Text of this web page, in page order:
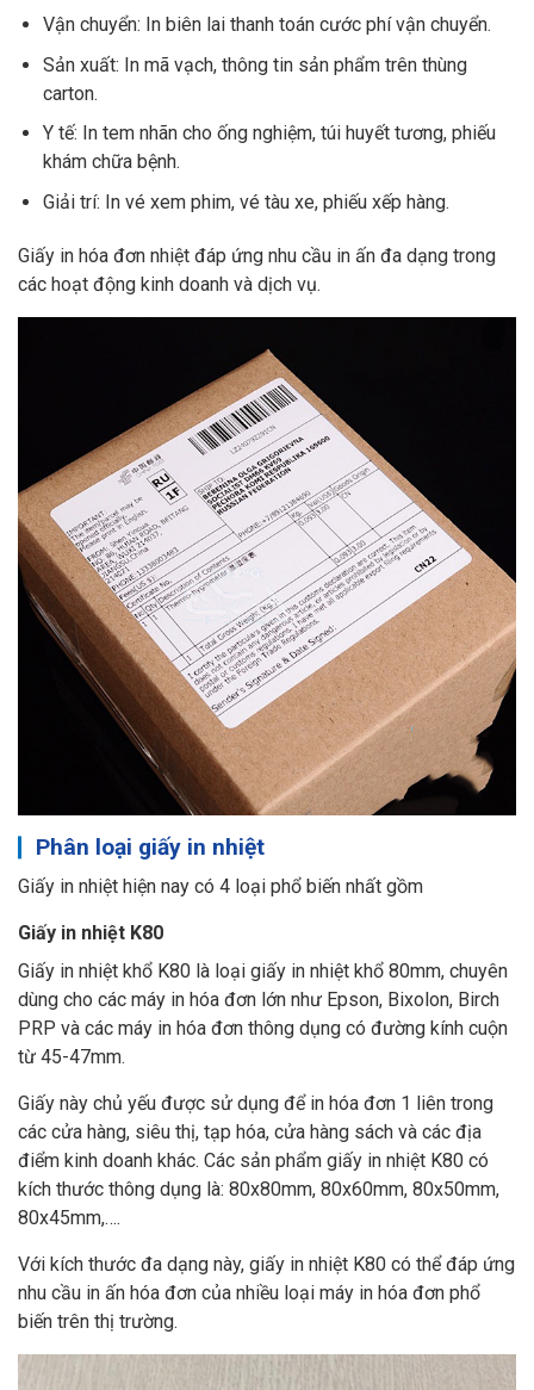
Vận chuyển: In biên lai thanh toán cước phí vận chuyển.
Sản xuất: In mã vạch, thông tin sản phẩm trên thùng
carton.
Y tế: In tem nhãn cho ống nghiệm, túi huyết tương, phiếu
khám chữa bệnh.
Giải trí: In vé xem phim, vé tàu xe, phiếu xếp hàng.
Giấy in hóa đơn nhiệt đáp ứng nhu cầu in ấn đa dạng trong
các hoạt động kinh doanh và dịch vụ.
Phân loại giấy in nhiệt
Giấy in nhiệt hiện nay có 4 loại phổ biến nhất gồm
Giấy in nhiệt K80
Giấy in nhiệt khổ K80 là loại giấy in nhiệt khổ 80mm, chuyên
dùng cho các máy in hóa đơn lớn như Epson, Bixolon, Birch
PRP và các máy in hóa đơn thông dụng có đường kính cuộn
từ 45-47mm.
Giấy này chủ yếu được sử dụng để in hóa đơn 1 liên trong
các cửa hàng, siêu thị, tạp hóa, cửa hàng sách và các địa
điểm kinh doanh khác. Các sản phẩm giấy in nhiệt K80 có
kích thước thông dụng là: 80x80mm, 80x60mm, 80x50mm,
80x45mm,….
Với kích thước đa dạng này, giấy in nhiệt K80 có thể đáp ứng
nhu cầu in ấn hóa đơn của nhiều loại máy in hóa đơn phổ
biến trên thị trường.